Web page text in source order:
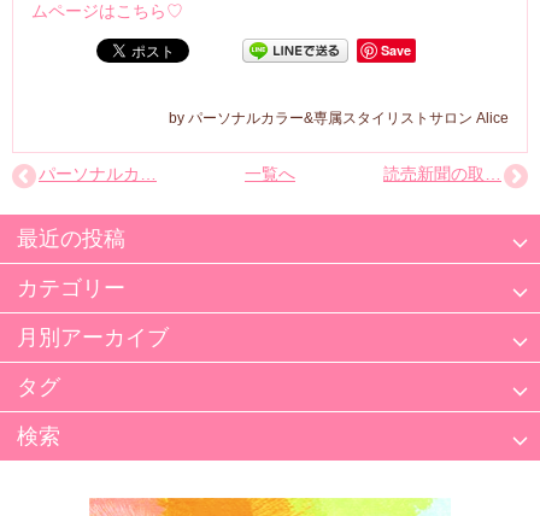
ムページはこちら♡
Save
パーソナルカラー&専属スタイリストサロン Alice
パーソナルカ… 一覧へ 読売新聞の取…
最近の投稿
カテゴリー
月別アーカイブ
タグ
検索